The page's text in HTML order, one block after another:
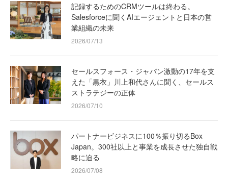
記録するためのCRMツールは終わる。
Salesforceに聞くAIエージェントと日本の営
業組織の未来
2026/07/13
セールスフォース・ジャパン激動の17年を支
えた「黒衣」川上和代さんに聞く、セールス
ストラテジーの正体
2026/07/10
パートナービジネスに100％振り切るBox
Japan。300社以上と事業を成長させた独自戦
略に迫る
2026/07/08